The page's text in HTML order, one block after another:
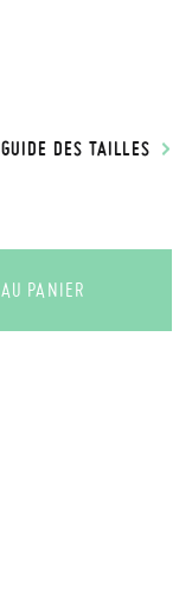
DES TAILLES
PANIER